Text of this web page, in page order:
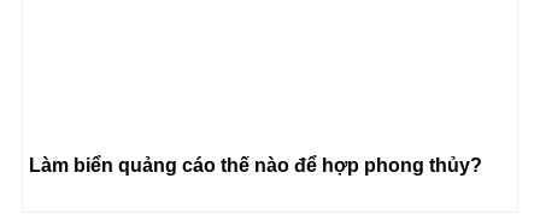
Làm biển quảng cáo thế nào để hợp phong thủy?